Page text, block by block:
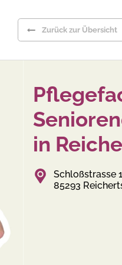
Zurück zur Übersicht
in
Schloßstrasse
85293